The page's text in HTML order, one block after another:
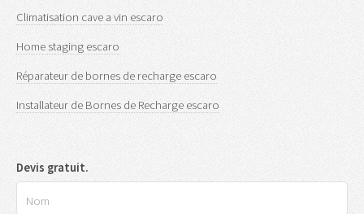
Climatisation cave a vin escaro
Home staging escaro
Réparateur de bornes de recharge escaro
Installateur de Bornes de Recharge escaro
Devis gratuit.